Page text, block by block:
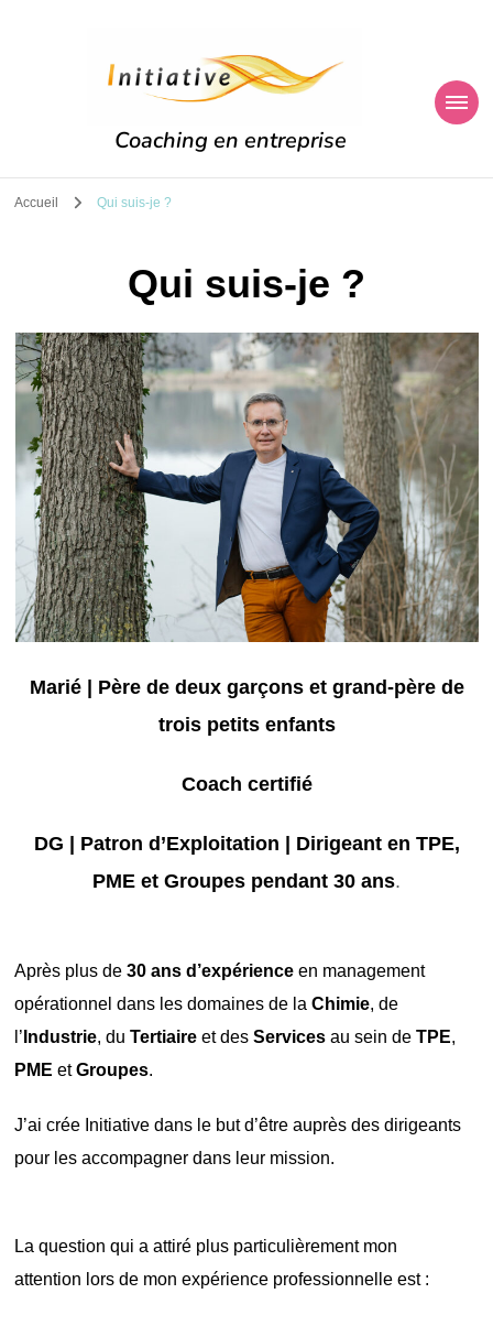
Coaching en entreprise
Accueil Qui suis-je ?
Qui suis-je ?
Marié | Père de deux garçons et grand-père de
trois petits enfants
Coach certifié
DG | Patron d’Exploitation | Dirigeant en TPE,
PME et Groupes pendant 30 ans.
Après plus de30 ans d’expérience en management
opérationnel dans les domaines de laChimie, de
l’ Industrie, duTertiaire et desServices au sein deTPE,
PME etGroupes.
J’ai crée Initiative dans le but d’être auprès des dirigeants
pour les accompagner dans leur mission.
La question qui a attiré plus particulièrement mon
attention lors de mon expérience professionnelle est :